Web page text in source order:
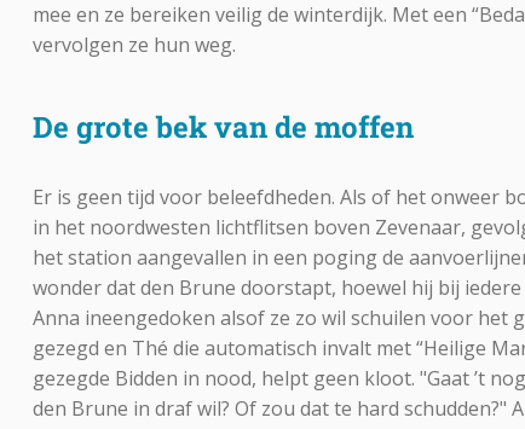
mee en ze bereiken veilig de winterdijk. Met een
vervolgen ze hun weg.
De grote bek van de moffen
Er is geen tijd voor beleefdheden. Als of het onweer
in het noordwesten lichtflitsen boven Zevenaar,
het station aangevallen in een poging de
wonder dat den Brune doorstapt, hoewel hij bij
Anna ineengedoken alsof ze zo wil schuilen voor het
gezegd en Thé die automatisch invalt met “Heilige
gezegde Bidden in nood, helpt geen kloot. "Gaat ’t
den Brune in draf wil? Of zou dat te hard schudden?"